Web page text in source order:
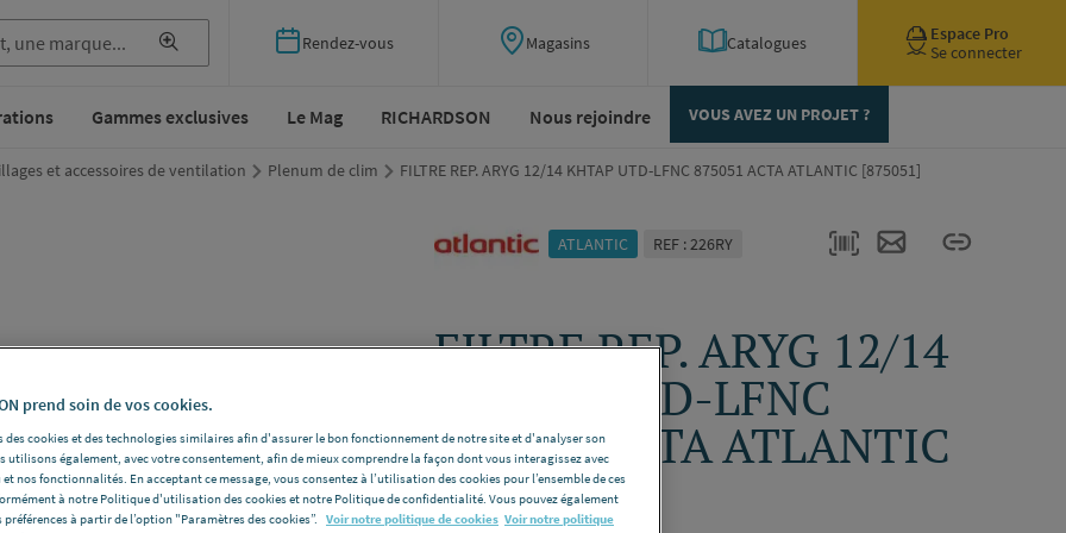
Rendez-vous Magasins Catalogues
Espace Pro
Se connecter
Gammes exclusives Le Mag RICHARDSON Nous rejoindre VOUS AVEZ UN PROJET ?
et accessoires de ventilation Plenum de clim FILTRE REP. ARYG 12/14 KHTAP UTD-LFNC 875051 ACTA ATLANTIC [875051]
ATLANTIC REF : 226RY
FILTRE REP. ARYG 12/14
KHTAP UTD-LFNC
875051 ACTA ATLANTIC
[875051]
prend soin de vos cookies.
des cookies et des technologies similaires afin d'assurer le bon fonctionnement de notre site et d'analyser son
utilisons également, avec votre consentement, afin de mieux comprendre la façon dont vous interagissez avec
nos fonctionnalités. En acceptant ce message, vous consentez à l’utilisation des cookies pour l’ensemble de ces
à notre Politique d'utilisation des cookies et notre Politique de confidentialité. Vous pouvez également
à partir de l’option "Paramètres des cookies”. Voir notre politique de cookies Voir notre politique